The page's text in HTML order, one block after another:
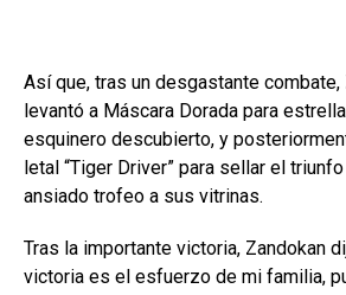
Así que, tras un desgastante combate,
levantó a Máscara Dorada para
esquinero descubierto, y
letal “Tiger Driver” para sellar el
ansiado trofeo a sus vitrinas.
Tras la importante victoria, Zandokan
victoria es el esfuerzo de mi familia,